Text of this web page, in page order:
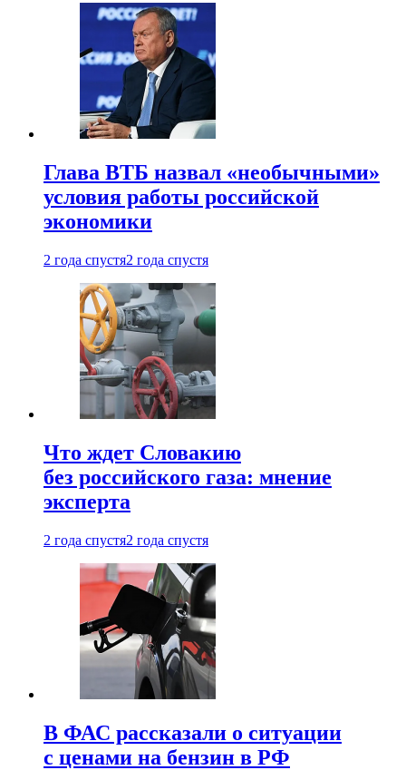
Глава ВТБ назвал «необычными»
условия работы российской
экономики
2 года спустя2 года спустя
Что ждет Словакию
без российского газа: мнение
эксперта
2 года спустя2 года спустя
В ФАС рассказали о ситуации
с ценами на бензин в РФ